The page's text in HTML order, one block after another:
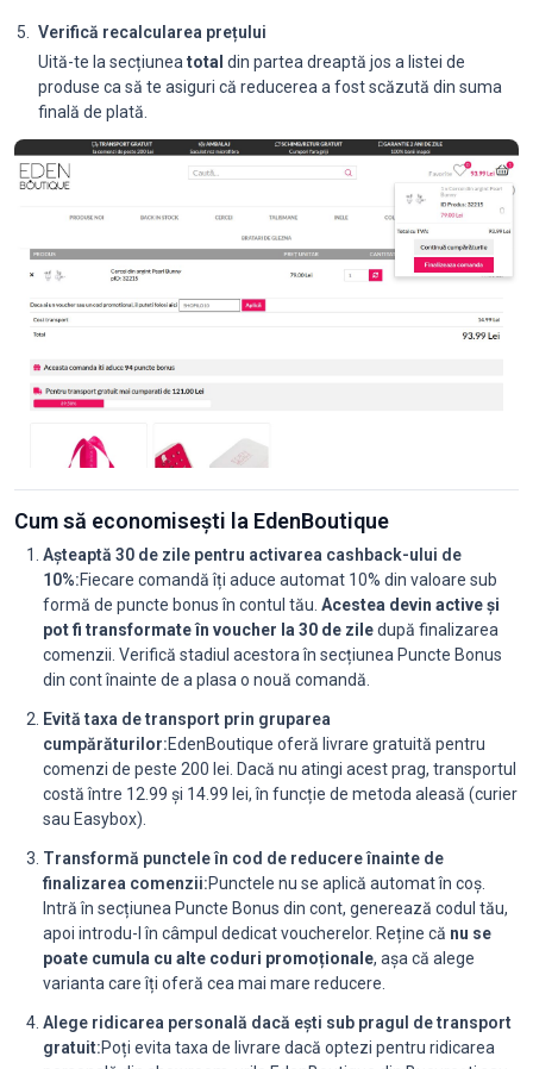
Verifică recalcularea prețului
Uită-te la secțiunea total din partea dreaptă jos a listei de
produse ca să te asiguri că reducerea a fost scăzută din suma
finală de plată.
Cum să economisești la EdenBoutique
Așteaptă 30 de zile pentru activarea cashback-ului de
10%:Fiecare comandă îți aduce automat 10% din valoare sub
formă de puncte bonus în contul tău. Acestea devin active și
pot fi transformate în voucher la 30 de ziledupă finalizarea
comenzii. Verifică stadiul acestora în secțiunea Puncte Bonus
din cont înainte de a plasa o nouă comandă.
Evită taxa de transport prin gruparea
cumpărăturilor:EdenBoutique oferă livrare gratuită pentru
comenzi de peste 200 lei. Dacă nu atingi acest prag, transportul
costă între 12.99 și 14.99 lei, în funcție de metoda aleasă (curier
sau Easybox).
Transformă punctele în cod de reducere înainte de
finalizarea comenzii:Punctele nu se aplică automat în coș.
Intră în secțiunea Puncte Bonus din cont, generează codul tău,
apoi introdu-l în câmpul dedicat voucherelor. Reține că nu se
poate cumula cu alte coduri promoționale, așa că alege
varianta care îți oferă cea mai mare reducere.
Alege ridicarea personală dacă ești sub pragul de transport
gratuit:Poți evita taxa de livrare dacă optezi pentru ridicarea